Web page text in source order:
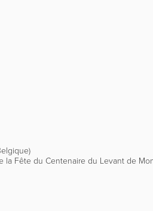
la Fête du Centenaire du Levant de